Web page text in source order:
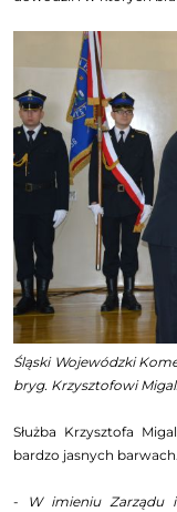
Śląski Wojewódzki
bryg. Krzysztofowi
Służba Krzysztofa
bardzo jasnych
-
W imieniu Zarządu